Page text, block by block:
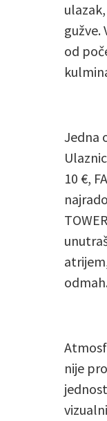
gužve.
od
Jedna
10 €,
nije